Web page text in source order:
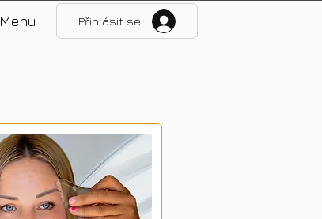
Menu Přihlásit se